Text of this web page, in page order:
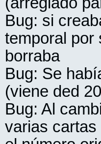
Bug: si
temporal por
borraba
Bug: Se
(viene ded
Bug: Al
varias